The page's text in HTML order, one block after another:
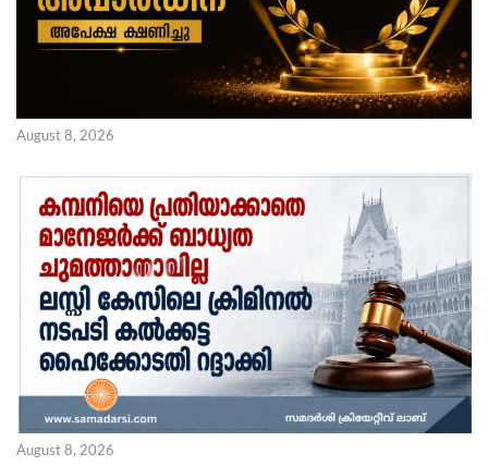
August 8, 2026
August 8, 2026